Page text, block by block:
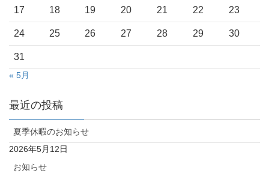
17 18 19 20 21 22 23
24 25 26 27 28 29 30
31
« 5月
最近の投稿
夏季休暇のお知らせ
2026年5月12日
お知らせ